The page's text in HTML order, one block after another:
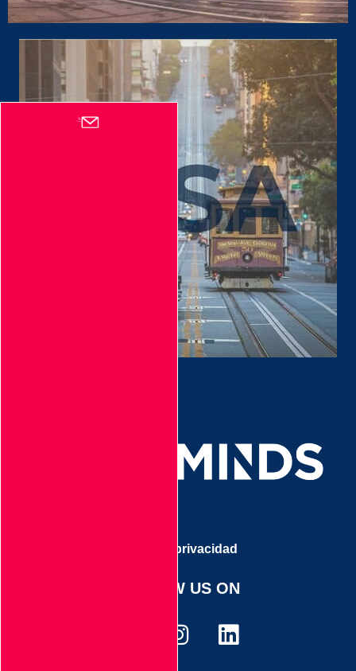
Aviso de privacidad
FOLLOW US ON